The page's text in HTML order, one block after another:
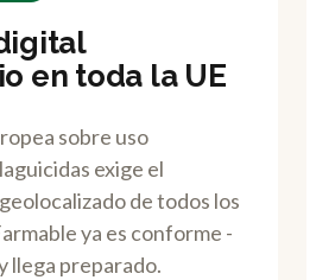
en toda la UE
sobre uso
exige el
de todos los
ya es conforme -
llega preparado.